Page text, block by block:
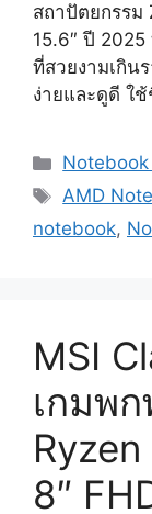
สถาปัตยกรร
15.6″ ปี
ที่สวยงามเกิน
ง่ายและดูดี ใ
Tags
AMD
notebook,
MSI
เกมพ
8″